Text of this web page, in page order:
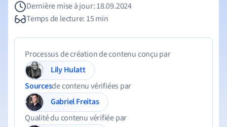
Dernière mise à jour: 18.09.2024
Temps de lecture: 15 min
Processus de création de contenu conçu par
Lily Hulatt
Sourcesde contenu vérifiées par
Gabriel Freitas
Qualité du contenu vérifiée par